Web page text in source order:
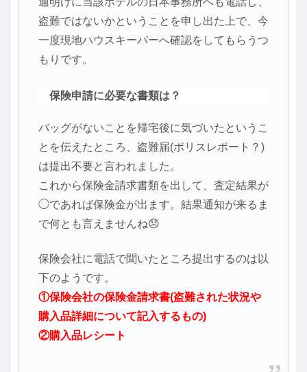
盗難ではないかということを申し出た上で、今
一度現地ハウスキーパーへ確認をしてもらうつ
もりです。
保険申請に必要な書類は？
バッグがないことを帰宅後に気づいたというこ
とを伝えたところ、盗難届(ポリスレポート？)
は提出不要と言われました。
これから保険金請求書類を出して、査定結果が
◯であれば保険金が出ます。結果通知が来るま
で何とも言えませんね😞
保険会社に電話で聞いたところ提出するのは以
下のようです。
①保険会社の保険金請求書(盗難された状況や
購入品詳細について記入するもの)
②購入品レシート